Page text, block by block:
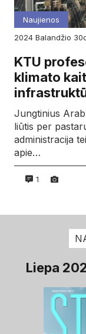
Naujienos
2024
balandžio
KTU
klimato
Jungtinius
liūtis per
administracija
apie…
1
Liepa